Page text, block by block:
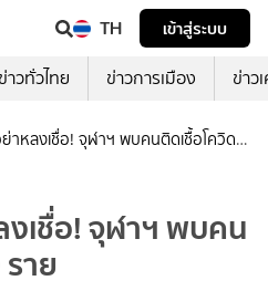
TH
เข้าสู่ระบบ
ข่าวทั่วไทย ข่าวการเมือง ข่าว
าหลงเชื่อ! จุฬาฯ พบคนติดเชื้อโควิด
เชื่อ! จุฬาฯ พบคน
าย